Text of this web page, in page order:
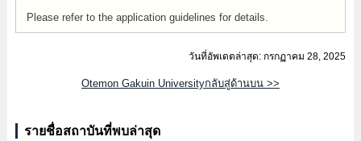
Please refer to the application guidelines for details.
วันที่อัพเดตล่าสุด: กรกฏาคม 28, 2025
Otemon Gakuin Universityกลับสู่ด้านบน >>
รายชื่อสถาบันที่พบล่าสุด